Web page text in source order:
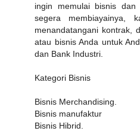
ingin memulai bisnis dan
segera membiayainya,
menandatangani kontrak,
atau bisnis Anda untuk
dan Bank Industri.
Kategori Bisnis
Bisnis Merchandising.
Bisnis manufaktur
Bisnis Hibrid.